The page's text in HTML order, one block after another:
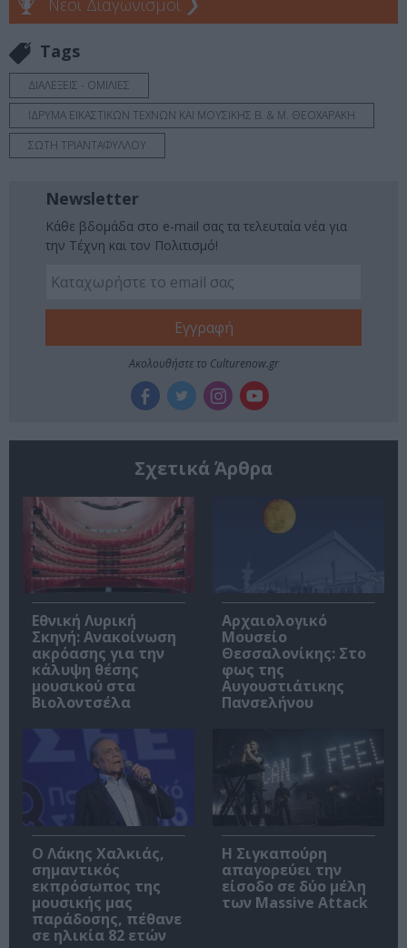
Tags
ΔΙΑΛΕΞΕΙΣ - ΟΜΙΛΙΕΣ
ΙΔΡΥΜΑ ΕΙΚΑΣΤΙΚΩΝ ΤΕΧΝΩΝ ΚΑΙ ΜΟΥΣΙΚΗΣ Β. & M. ΘΕΟΧΑΡΑΚΗ
ΣΩΤΗ ΤΡΙΑΝΤΑΦΥΛΛΟΥ
Newsletter
Κάθε βδομάδα στο e-mail σας τα τελευταία νέα για
την Τέχνη και τον Πολιτισμό!
Ακολουθήστε το Culturenow.gr
Σχετικά Άρθρα
Εθνική Λυρική
Σκηνή: Ανακοίνωση
ακρόασης για την
κάλυψη θέσης
μουσικού στα
Βιολοντσέλα
Αρχαιολογικό
Μουσείο
Θεσσαλονίκης: Στο
φως της
Αυγουστιάτικης
Πανσελήνου
Ο Λάκης Χαλκιάς,
σημαντικός
εκπρόσωπος της
μουσικής μας
παράδοσης, πέθανε
σε ηλικία 82 ετών
Η Σιγκαπούρη
απαγορεύει την
είσοδο σε δύο μέλη
των Massive Attack